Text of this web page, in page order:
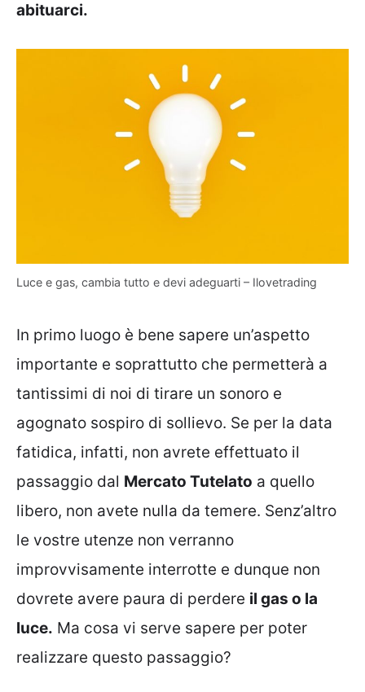
abituarci.
Luce e gas, cambia tutto e devi adeguarti – Ilovetrading
In primo luogo è bene sapere un’aspetto
importante e soprattutto che permetterà a
tantissimi di noi di tirare un sonoro e
agognato sospiro di sollievo. Se per la data
fatidica, infatti, non avrete effettuato il
passaggio dal Mercato Tutelato a quello
libero, non avete nulla da temere. Senz’altro
le vostre utenze non verranno
improvvisamente interrotte e dunque non
dovrete avere paura di perdere il gas o la
luce. Ma cosa vi serve sapere per poter
realizzare questo passaggio?